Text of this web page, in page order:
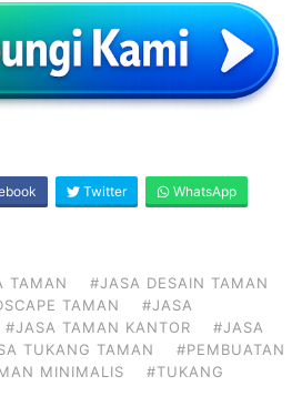
Twitter WhatsApp
TAMAN
#JASA DESAIN TAMAN
TAMAN
#JASA
#JASA TAMAN KANTOR
#JASA
TUKANG TAMAN
#PEMBUATAN
MINIMALIS
#TUKANG